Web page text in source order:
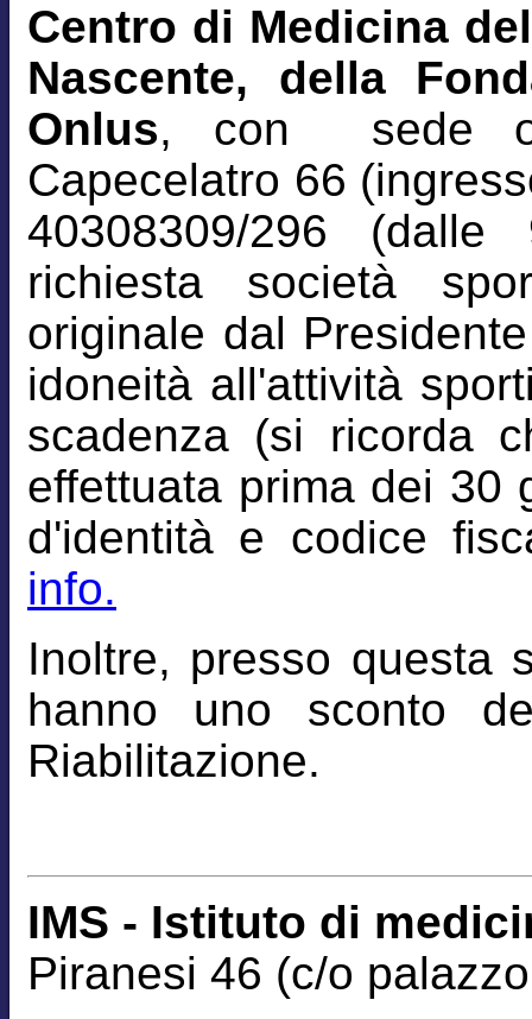
Centro di Medicina
Nascente, della
Onlus, con sede
Capecelatro 66
40308309/296
richiesta società
originale dal
idoneità all'attività
scadenza (si ricorda
effettuata prima dei 30
d'identità e codice
info.
Inoltre, presso questa
hanno uno sconto
Riabilitazione.
IMS - Istituto di
Piranesi 46 (c/o